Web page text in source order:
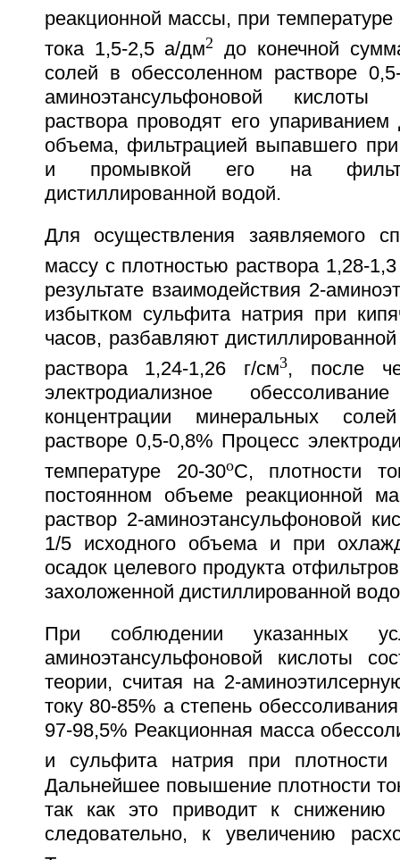
реакционной массы, при температуре
тока 1,5-2,5 а/дм2
до конечной
солей в обессоленном растворе
аминоэтансульфоновой кислоты
раствора проводят его
объема, фильтрацией выпавшего
и промывкой его на
дистиллированной водой.
Для осуществления заявляемого
массу с плотностью раствора 1,28-
результате взаимодействия 2-
избытком сульфита натрия при
часов, разбавляют
раствора 1,24-1,26 г/см3, после
электродиализное
концентрации минеральных
растворе 0,5-0,8% Процесс
температуре 20-30oC, плотности
постоянном объеме реакционной
раствор 2-аминоэтансульфоновой
1/5 исходного объема и при
осадок целевого продукта
захоложенной дистиллированной
При соблюдении указанных
аминоэтансульфоновой кислоты
теории, считая на 2-
току 80-85% а степень
97-98,5% Реакционная масса
и сульфита натрия при
Дальнейшее повышение плотности
так как это приводит к
следовательно, к увеличению